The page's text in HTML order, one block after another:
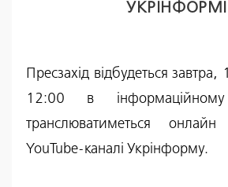
УКРІНФОРМІ
Пресзахід відбудеться
12:00 в інформаційному
транслюватиметься
YouTube-каналі Укрінформу.